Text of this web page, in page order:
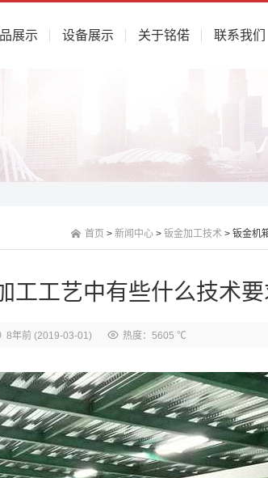
展示 设备展示 关于铭偌 联系我们
首页 > 新闻中心 > 钣金加工技术 > 钣金机
工工艺中有些什么技术
8年前(2019-03-01) 热度：5605 ℃